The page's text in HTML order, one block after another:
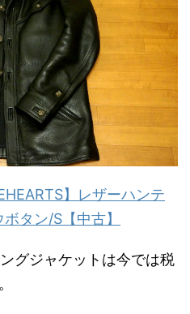
】レザーハンテ
タン/S【中古】
グジャケットは今では税